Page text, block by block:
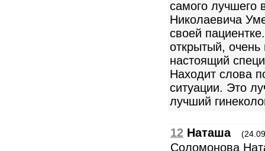
самого лучшего
Николаевича
своей
открытый,
настоящий
Находит слова
ситуации. Это
лучший
12 Наташа
Соломонова